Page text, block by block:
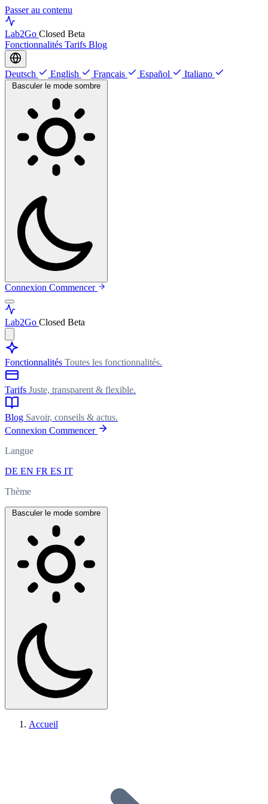
Passer au contenu
Lab2Go Closed Beta
Fonctionnalités Tarifs Blog
Deutsch English Français Español Italiano
Basculer le mode sombre
Connexion Commencer
Lab2Go Closed Beta
Fonctionnalités Toutes les fonctionnalités.
Tarifs Juste, transparent & flexible.
Blog Savoir, conseils & actus.
Connexion Commencer
Langue
DE EN FR ES IT
Thème
Basculer le mode sombre
Accueil